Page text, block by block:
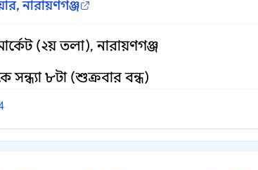
নারায়ণগঞ্জ
(২য় তলা), নারায়ণগঞ্জ
সন্ধ্যা ৮টা (শুক্রবার বন্ধ)